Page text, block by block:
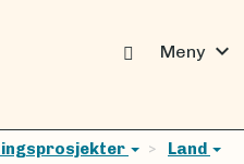
Meny expand_more
Land